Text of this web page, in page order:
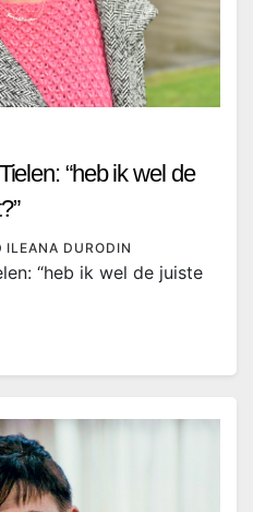
“heb ik wel de
ILEANA DURODIN
“heb ik wel de juiste